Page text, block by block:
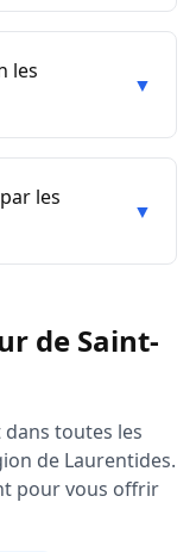
les
▼
les
▼
de Saint-
dans toutes les
de Laurentides.
pour vous offrir